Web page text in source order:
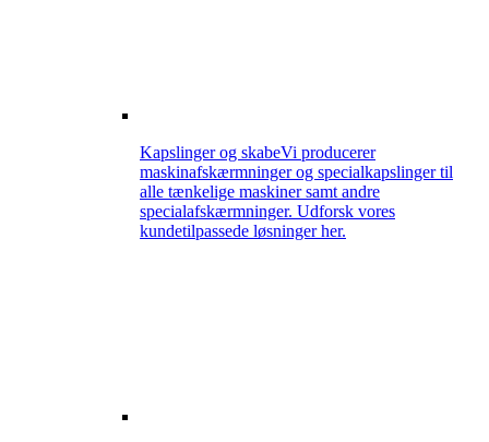
Kapslinger og skabeVi producerer
maskinafskærmninger og specialkapslinger til
alle tænkelige maskiner samt andre
specialafskærmninger. Udforsk vores
kundetilpassede løsninger her.